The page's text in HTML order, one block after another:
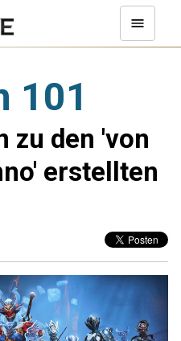
101
zu den 'von
erstellten